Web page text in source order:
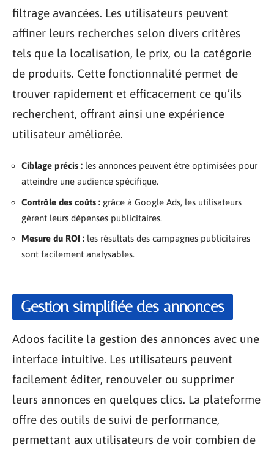
filtrage avancées. Les utilisateurs peuvent
affiner leurs recherches selon divers critères
tels que la localisation, le prix, ou la catégorie
de produits. Cette fonctionnalité permet de
trouver rapidement et efficacement ce qu’ils
recherchent, offrant ainsi une expérience
utilisateur améliorée.
Ciblage précis : les annonces peuvent être optimisées pour
atteindre une audience spécifique.
Contrôle des coûts : grâce à Google Ads, les utilisateurs
gèrent leurs dépenses publicitaires.
Mesure du ROI : les résultats des campagnes publicitaires
sont facilement analysables.
Gestion simplifiée des annonces
Adoos facilite la gestion des annonces avec une
interface intuitive. Les utilisateurs peuvent
facilement éditer, renouveler ou supprimer
leurs annonces en quelques clics. La plateforme
offre des outils de suivi de performance,
permettant aux utilisateurs de voir combien de